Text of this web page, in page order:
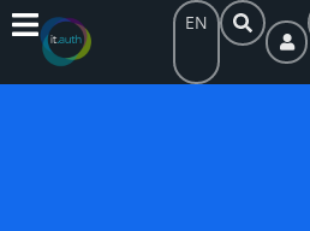
EN